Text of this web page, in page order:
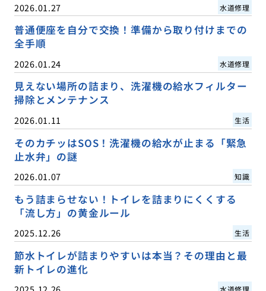
2026.01.27 水道修理
普通便座を自分で交換！準備から取り付けまでの
全手順
2026.01.24 水道修理
見えない場所の詰まり、洗濯機の給水フィルター
掃除とメンテナンス
2026.01.11 生活
そのカチッはSOS！洗濯機の給水が止まる「緊急
止水弁」の謎
2026.01.07 知識
もう詰まらせない！トイレを詰まりにくくする
「流し方」の黄金ルール
2025.12.26 生活
節水トイレが詰まりやすいは本当？その理由と最
新トイレの進化
水道修理